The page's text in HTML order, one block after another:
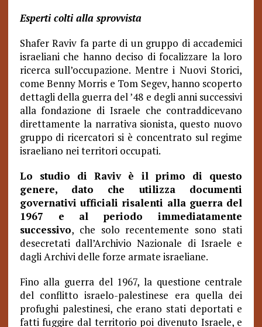
Esperti colti alla sprovvista
Shafer Raviv fa parte di un gruppo di accademici
israeliani che hanno deciso di focalizzare la loro
ricerca sull’occupazione. Mentre i Nuovi Storici,
come Benny Morris e Tom Segev, hanno scoperto
dettagli della guerra del ’48 e degli anni successivi
alla fondazione di Israele che contraddicevano
direttamente la narrativa sionista, questo nuovo
gruppo di ricercatori si è concentrato sul regime
israeliano nei territori occupati.
Lo studio di Raviv è il primo di questo
genere, dato che utilizza documenti
governativi ufficiali risalenti alla guerra del
1967 e al periodo immediatamente
successivo, che solo recentemente sono stati
desecretati dall’Archivio Nazionale di Israele e
dagli Archivi delle forze armate israeliane.
Fino alla guerra del 1967, la questione centrale
del conflitto israelo-palestinese era quella dei
profughi palestinesi, che erano stati deportati e
fatti fuggire dal territorio poi divenuto Israele, e